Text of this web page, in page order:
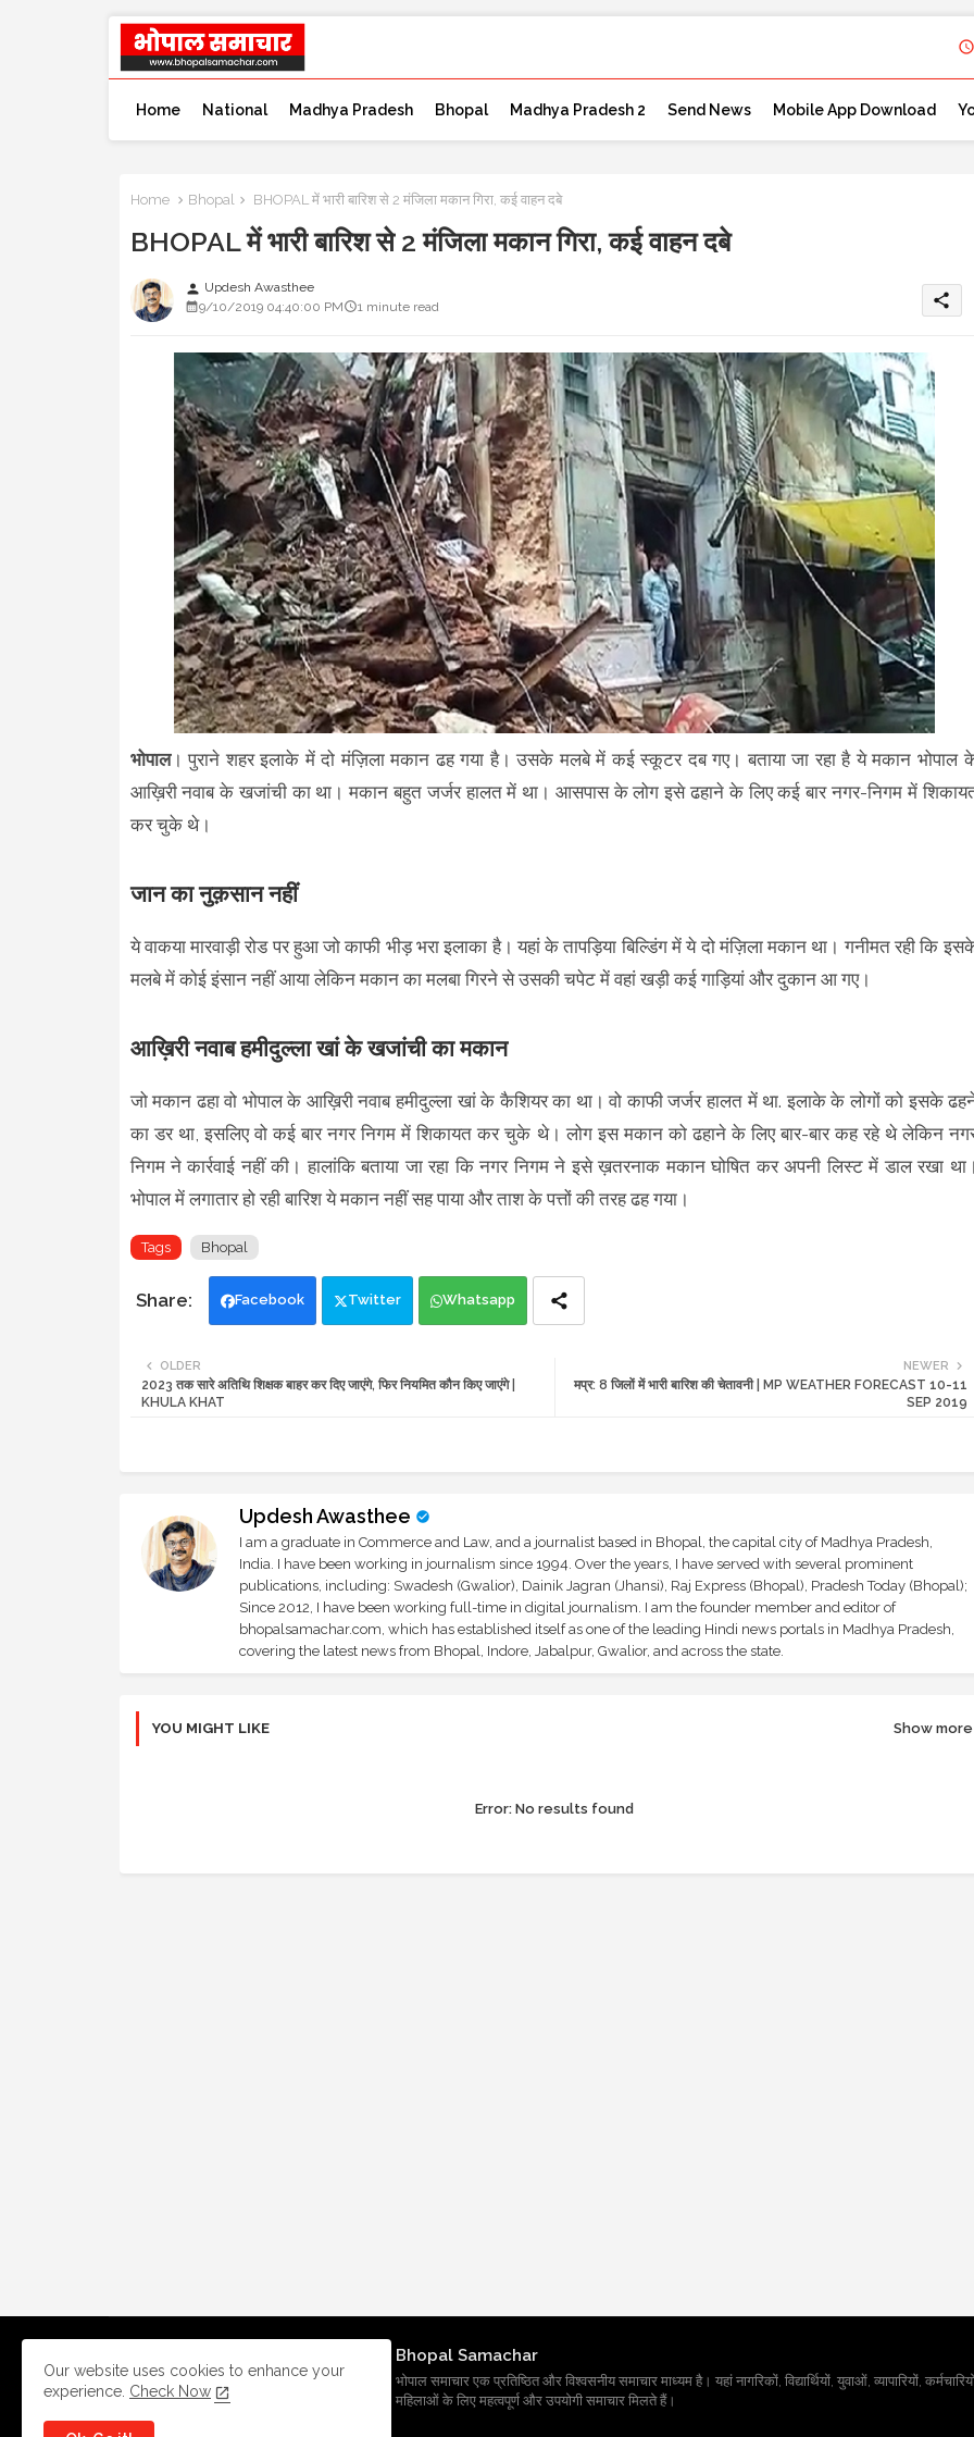
Home National Madhya Pradesh Bhopal Madhya Pradesh 2 Send News Mobile App Download
Home Bhopal BHOPAL में भारी बारिश से 2 मंजिला मकान गिरा, कई वाहन दबे
BHOPAL में भारी बारिश से 2 मंजिला मकान गिरा, कई वाहन दबे
person Updesh Awasthee
9/10/2019 04:40:00 PM
1 minute read share
भोपाल। पुराने शहर इलाके में दो मंज़िला मकान ढह गया है। उसके मलबे में कई स्कूटर दब गए। बताया जा रहा है ये मकान भोपाल
आख़िरी नवाब के खजांची का था। मकान बहुत जर्जर हालत में था। आसपास के लोग इसे ढहाने के लिए कई बार नगर-निगम में
कर चुके थे।
जान का नुक़सान नहीं
ये वाकया मारवाड़ी रोड पर हुआ जो काफी भीड़ भरा इलाका है। यहां के तापड़िया बिल्डिंग में ये दो मंज़िला मकान था। गनीमत रही कि
मलबे में कोई इंसान नहीं आया लेकिन मकान का मलबा गिरने से उसकी चपेट में वहां खड़ी कई गाड़ियां और दुकान आ गए।
आख़िरी नवाब हमीदुल्ला खां के खजांची का मकान
जो मकान ढहा वो भोपाल के आख़िरी नवाब हमीदुल्ला खां के कैशियर का था। वो काफी जर्जर हालत में था. इलाके के लोगों को इसके
का डर था, इसलिए वो कई बार नगर निगम में शिकायत कर चुके थे। लोग इस मकान को ढहाने के लिए बार-बार कह रहे थे लेकिन
निगम ने कार्रवाई नहीं की। हालांकि बताया जा रहा कि नगर निगम ने इसे ख़तरनाक मकान घोषित कर अपनी लिस्ट में डाल रखा
भोपाल में लगातार हो रही बारिश ये मकान नहीं सह पाया और ताश के पत्तों की तरह ढह गया।
Tags Bhopal
Facebook Twitter Whatsapp
NEWER
मप्र: 8 जिलों में भारी बारिश की चेतावनी | MP WEATHER FORECAST 10-11
SEP 2019
OLDER
2023 तक सारे अतिथि शिक्षक बाहर कर दिए जाएंगे, फिर नियमित कौन किए जाएंगे |
KHULA KHAT
Updesh Awasthee
I am a graduate in Commerce and Law, and a journalist based in Bhopal, the capital city of Madhya Pradesh,
India. I have been working in journalism since 1994. Over the years, I have served with several prominent
publications, including: Swadesh (Gwalior), Dainik Jagran (Jhansi), Raj Express (Bhopal), Pradesh Today (Bhopal);
Since 2012, I have been working full-time in digital journalism. I am the founder member and editor of
bhopalsamachar.com, which has established itself as one of the leading Hindi news portals in Madhya Pradesh,
covering the latest news from Bhopal, Indore, Jabalpur, Gwalior, and across the state.
YOU MIGHT LIKE Show more
Error:No results found
Bhopal Samachar
भोपाल समाचार एक प्रतिष्ठित और विश्वसनीय समाचार माध्यम है। यहां नागरिकों, विद्यार्थियों, युवाओं, व्यापारियों,
महिलाओं के लिए महत्वपूर्ण और उपयोगी समाचार मिलते हैं।
Our website uses cookies to enhance your
experience. Check Now